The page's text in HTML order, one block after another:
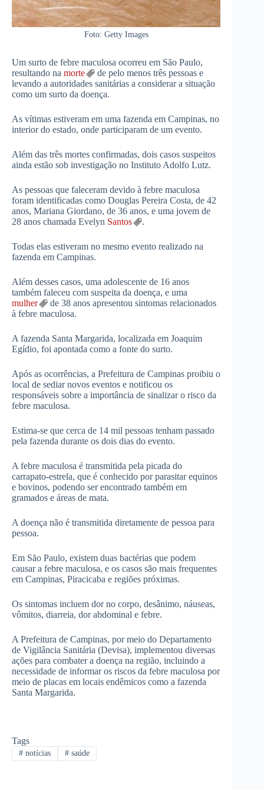
Foto: Getty Images
Um surto de febre maculosa ocorreu em São Paulo,
resultando na morte
de pelo menos três pessoas e
levando a autoridades sanitárias a considerar a situação
como um surto da doença.
As vítimas estiveram em uma fazenda em Campinas, no
interior do estado, onde participaram de um evento.
Além das três mortes confirmadas, dois casos suspeitos
ainda estão sob investigação no Instituto Adolfo Lutz.
As pessoas que faleceram devido à febre maculosa
foram identificadas como Douglas Pereira Costa, de 42
anos, Mariana Giordano, de 36 anos, e uma jovem de
28 anos chamada Evelyn Santos .
Todas elas estiveram no mesmo evento realizado na
fazenda em Campinas.
Além desses casos, uma adolescente de 16 anos
também faleceu com suspeita da doença, e uma
mulher
de 38 anos apresentou sintomas relacionados
à febre maculosa.
A fazenda Santa Margarida, localizada em Joaquim
Egídio, foi apontada como a fonte do surto.
Após as ocorrências, a Prefeitura de Campinas proibiu o
local de sediar novos eventos e notificou os
responsáveis sobre a importância de sinalizar o risco da
febre maculosa.
Estima-se que cerca de 14 mil pessoas tenham passado
pela fazenda durante os dois dias do evento.
A febre maculosa é transmitida pela picada do
carrapato-estrela, que é conhecido por parasitar equinos
e bovinos, podendo ser encontrado também em
gramados e áreas de mata.
A doença não é transmitida diretamente de pessoa para
pessoa.
Em São Paulo, existem duas bactérias que podem
causar a febre maculosa, e os casos são mais frequentes
em Campinas, Piracicaba e regiões próximas.
Os sintomas incluem dor no corpo, desânimo, náuseas,
vômitos, diarreia, dor abdominal e febre.
A Prefeitura de Campinas, por meio do Departamento
de Vigilância Sanitária (Devisa), implementou diversas
ações para combater a doença na região, incluindo a
necessidade de informar os riscos da febre maculosa por
meio de placas em locais endêmicos como a fazenda
Santa Margarida.
Tags
#notícias #saúde